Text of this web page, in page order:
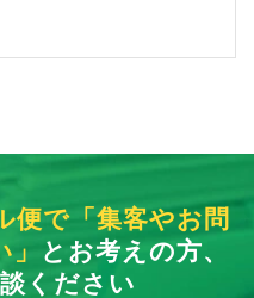
便で「集客やお問
とお考えの方、
ください